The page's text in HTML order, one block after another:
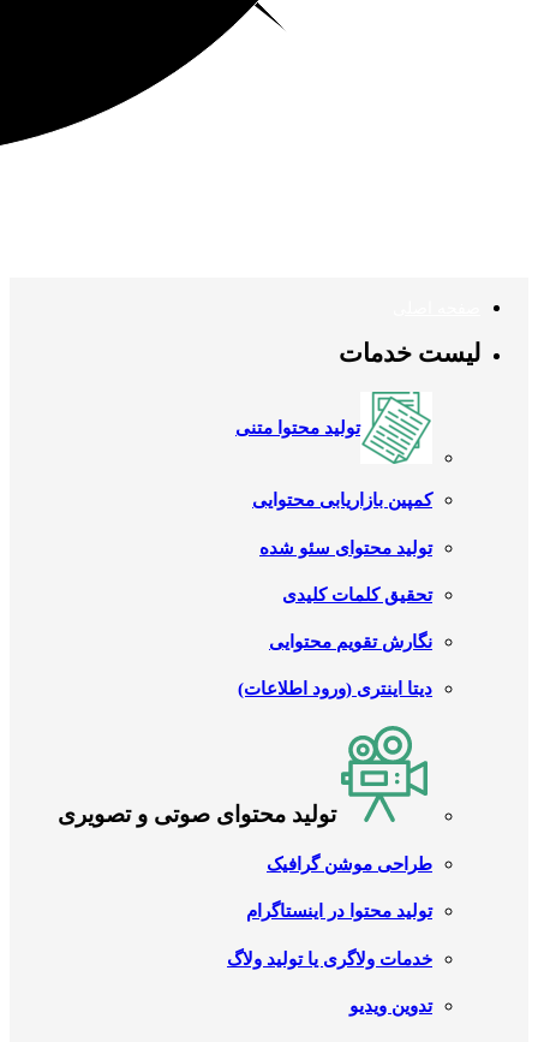
لیست خدمات
تولید محتوا متنی
کمپین بازاریابی محتوایی
تولید محتوای سئو شده
تحقیق کلمات کلیدی
نگارش تقویم محتوایی
دیتا اینتری (ورود اطلاعات)
تولید محتوای صوتی و تصویری
طراحی موشن گرافیک
تولید محتوا در اینستاگرام
خدمات ولاگری یا تولید ولاگ
تدوین ویدیو